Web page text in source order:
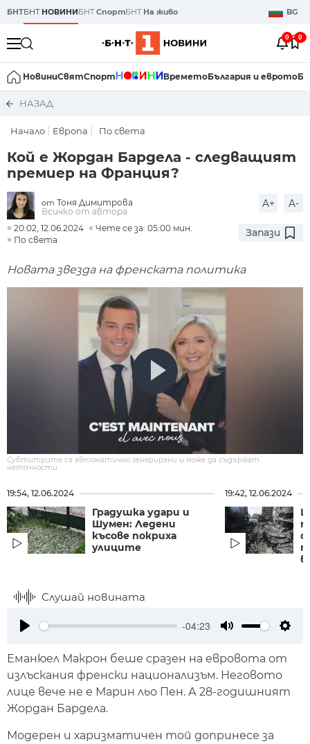
БНТБНТ НОВИНИБНТСпортБНТ На живо BG
0 0
НовиниСвятСпорт ВреметоБългария и еврото
НАЗАД
Начало Европа По света
Кой е Жордан Бардела - следващият
премиер на Франция?
от Тоня Димитрова
Всичко от автора
A+ A-
20:02, 12.06.2024
Чете се за: 05:00 мин.
По света
Запази
Новата звезда на френската политика
Субтитрите са автоматично генерирани и може да съдържат
неточности.
19:54, 12.06.2024
Градушка удари и
Шумен: Ледени
късове покриха
улиците
19:42, 12.06.2024
в
Слушай новината
-04:23
Еманюел Макрон беше сразен на евровота от
излъскания френски национализъм. Неговото
лице вече не е Марин льо Пен. А 28-годишният
Жордан Бардела.
Модерен и харизматичен той допринесе за